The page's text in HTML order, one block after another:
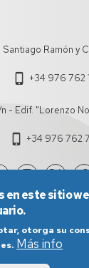
Santiago Ramón y
+34 976 762
n - Edif. "Lorenzo
+34 976 762
en este sitio
otorga su
Más info